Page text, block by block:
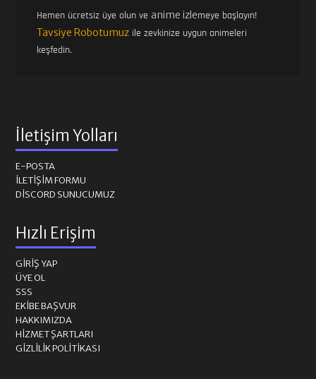
Hemen ücretsiz üye olun ve anime izlemeye başlayın!
Tavsiye Robotumuz ile zevkinize uygun animeleri
keşfedin.
İletişim Yolları
E-POSTA
İLETIŞIM FORMU
DISCORD SUNUCUMUZ
Hızlı Erişim
GIRIŞ YAP
ÜYE OL
SSS
EKIBE BAŞVUR
HAKKIMIZDA
HIZMET ŞARTLARI
GIZLILIK POLITIKASI